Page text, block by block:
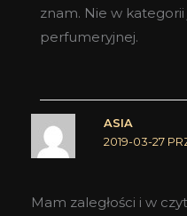
znam. Nie w
perfumeryjnej.
ASIA
2019-03-27
Mam zaległości i w